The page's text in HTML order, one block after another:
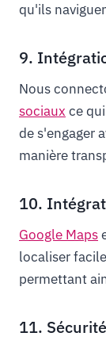
qu'ils
9.
Nous
sociaux ce
de s'engager
manière
10.
Google Maps
localiser
permettant
11.